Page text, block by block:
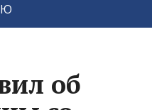
об